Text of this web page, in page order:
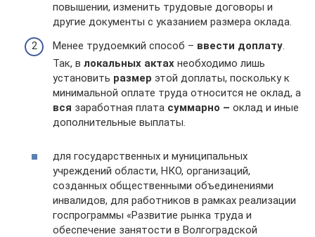
повышении, изменить трудовые договоры и
другие документы с указанием размера оклада.
Менее трудоемкий способ – ввести доплату.
Так, в локальных актах необходимо лишь
установить размер этой доплаты, поскольку к
минимальной оплате труда относится не оклад, а
вся заработная плата суммарно – оклад и иные
дополнительные выплаты.
для государственных и муниципальных
учреждений области, НКО, организаций,
созданных общественными объединениями
инвалидов, для работников в рамках реализации
госпрограммы «Развитие рынка труда и
обеспечение занятости в Волгоградской